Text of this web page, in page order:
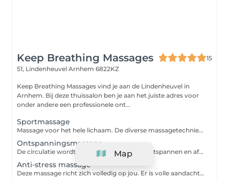
Keep Breathing Massages
15
51, Lindenheuvel Arnhem 6822KZ
Keep Breathing Massages vind je aan de Lindenheuvel in
Arnhem. Bij deze thuissalon ben je aan het juiste adres voor
onder andere een professionele ont...
Sportmassage
Massage voor het hele lichaam. De diverse massagetechnieken en intensiteiten zorgen voor een betere doorbloeding in de spieren en activeert de afvoer van afvalstoffen om zo de kans op blessures te verminderen. Een sportmassage kun je voor, tijdens of na een inspanning laten uitvoeren. In overleg wordt de massage speciaal op jouw wensen afgestemd.
Ontspanningsmassage
De circulatie wordt gestimuleerd, spieren ontspannen en afvalstoffen worden afgevoerd. Daarnaast bevordert een massage de aanmaak van het gelukshormoon endorfine en het knuffelhormoon oxytocine. Dit vermindert stress en verhoogt het geluksgevoel.
Anti-stress massage
Deze massage richt zich volledig op jou. Er is volle aandacht voor die plekken waar stress en vermoeidheid vaak het meest voelbaar zijn: rond je nek en schouders. De aangename massagetechnieken en zachte bewegingen geven je maximale ontspanning. Indien gewenst pak ik ook de spierknopjes aan in de behandeling.
Map